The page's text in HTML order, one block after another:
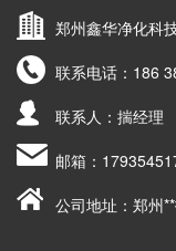
郑州鑫华净化科
联系电话： 186
联系人：揣经理
邮箱：
公司地址：郑州